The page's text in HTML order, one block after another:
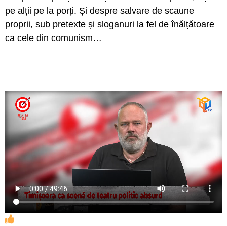
pe alții pe la porți. Și despre salvare de scaune
proprii, sub pretexte și sloganuri la fel de înălțătoare
ca cele din comunism…